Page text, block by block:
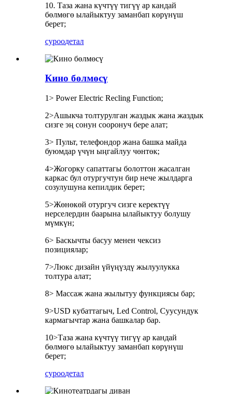
10. Таза жана күчтүү тигүү ар кандай
бөлмөгө ылайыктуу заманбап көрүнүш
берет;
суроодетал
Кино бөлмөсү
1> Power Electric Recling Function;
2>Ашыкча толтурулган жаздык жана жаздык
сизге эң сонун сооронуч бере алат;
3> Пульт, телефондор жана башка майда
буюмдар үчүн ыңгайлуу чөнтөк;
4>Жогорку сапаттагы болоттон жасалган
каркас бул отургучтун бир нече жылдарга
созулушуна кепилдик берет;
5>Жөнөкөй отургуч сизге керектүү
нерселердин баарына ылайыктуу болушу
мүмкүн;
6> Баскычты басуу менен чексиз
позициялар;
7>Люкс дизайн үйүңүздү жылуулукка
толтура алат;
8> Массаж жана жылытуу функциясы бар;
9>USD кубаттагыч, Led Control, Суусундук
кармагычтар жана башкалар бар.
10>Таза жана күчтүү тигүү ар кандай
бөлмөгө ылайыктуу заманбап көрүнүш
берет;
суроодетал